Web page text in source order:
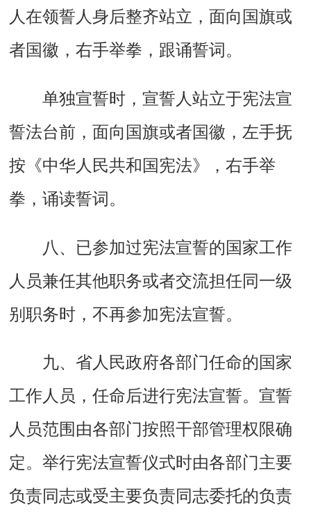
人在领誓人身后整齐站立，面向国旗或
者国徽，右手举拳，跟诵誓词。
单独宣誓时，宣誓人站立于宪法宣
誓法台前，面向国旗或者国徽，左手抚
按《中华人民共和国宪法》，右手举
拳，诵读誓词。
八、已参加过宪法宣誓的国家工作
人员兼任其他职务或者交流担任同一级
别职务时，不再参加宪法宣誓。
九、省人民政府各部门任命的国家
工作人员，任命后进行宪法宣誓。宣誓
人员范围由各部门按照干部管理权限确
定。举行宪法宣誓仪式时由各部门主要
负责同志或受主要负责同志委托的负责